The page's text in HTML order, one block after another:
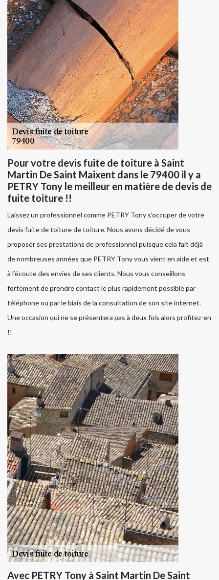
Pour votre devis fuite de toiture à Saint
Martin De Saint Maixent dans le 79400 il y a
PETRY Tony le meilleur en matière de devis de
fuite toiture !!
Laissez un professionnel comme PETRY Tony s’occuper de votre
devis fuite de toiture de toiture. Nous avons décidé de vous
proposer ses prestations de professionnel puisque cela fait déjà
de nombreuses années que PETRY Tony vous vient en aide et est
à l’écoute des envies de ses clients. Nous vous conseillons
fortement de prendre contact le plus rapidement possible par
téléphone ou par le biais de la consultation de son site internet.
Une occasion qui ne se présentera pas à deux fois alors profitez-en
!!
Avec PETRY Tony à Saint Martin De Saint